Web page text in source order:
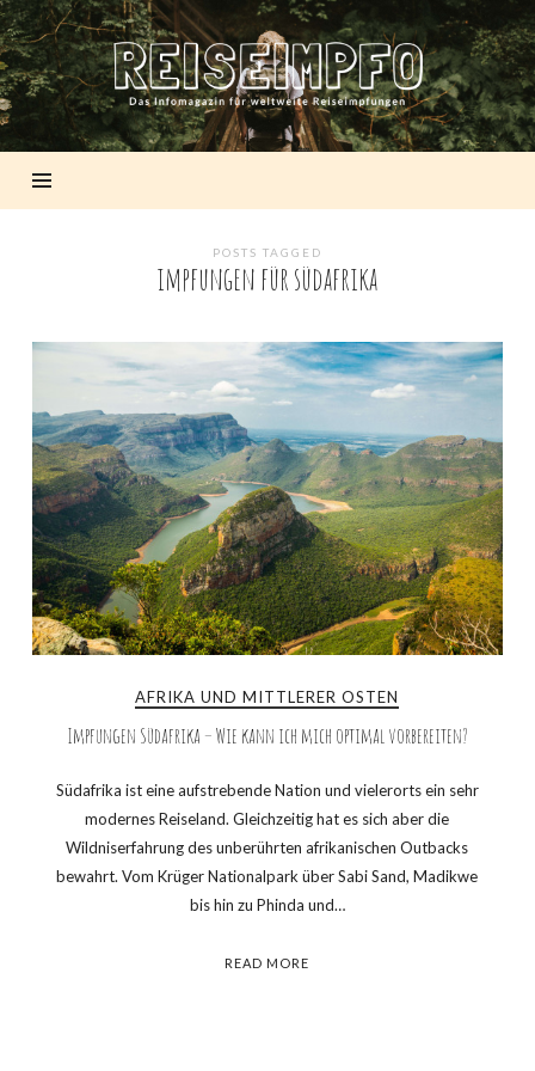
REISEIMPFO
POSTS TAGGED
impfungen für südafrika
AFRIKA UND MITTLERER OSTEN
Impfungen Südafrika – Wie kann ich mich optimal vorbereiten?
Südafrika ist eine aufstrebende Nation und vielerorts ein sehr
modernes Reiseland. Gleichzeitig hat es sich aber die
Wildniserfahrung des unberührten afrikanischen Outbacks
bewahrt. Vom Krüger Nationalpark über Sabi Sand, Madikwe
bis hin zu Phinda und…
READ MORE